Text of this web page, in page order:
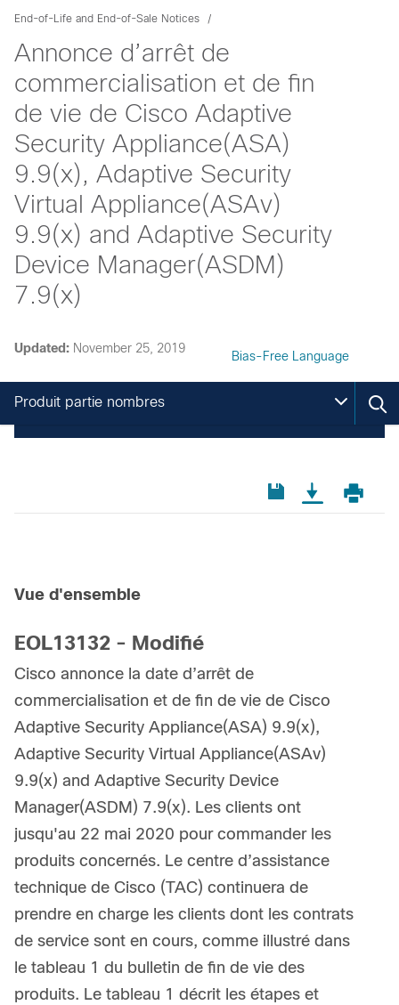
End-of-Life and End-of-Sale Notices
Annonce d’arrêt de
commercialisation et de fin
de vie de Cisco Adaptive
Security Appliance(ASA)
9.9(x), Adaptive Security
Virtual Appliance(ASAv)
9.9(x) and Adaptive Security
Device Manager(ASDM)
7.9(x)
Updated: November 25, 2019
Bias-Free Language
Produit partie nombres
Vue d'ensemble
EOL13132 - Modifié
Cisco annonce la date d’arrêt de
commercialisation et de fin de vie de Cisco
Adaptive Security Appliance(ASA) 9.9(x),
Adaptive Security Virtual Appliance(ASAv)
9.9(x) and Adaptive Security Device
Manager(ASDM) 7.9(x). Les clients ont
jusqu'au 22 mai 2020 pour commander les
produits concernés. Le centre d’assistance
technique de Cisco (TAC) continuera de
prendre en charge les clients dont les contrats
de service sont en cours, comme illustré dans
le tableau 1 du bulletin de fin de vie des
produits. Le tableau 1 décrit les étapes et